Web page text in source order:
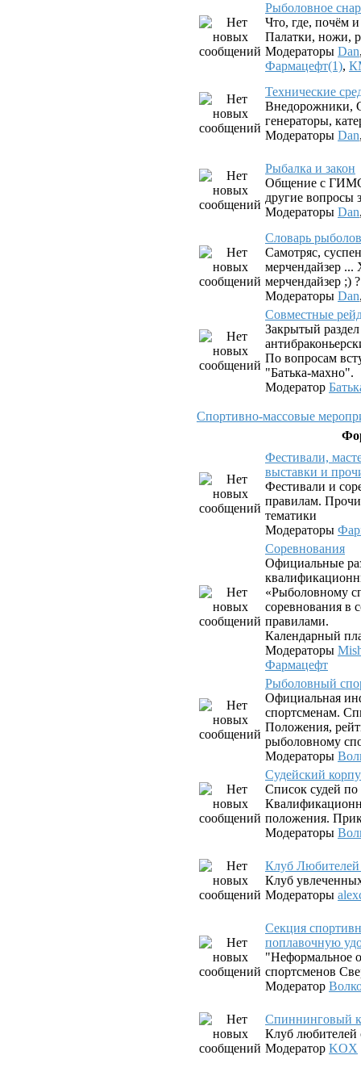
Рыболовное
Что, где, почём
Палатки, ножи,
Модераторы Dan
Фармацефт(1),
Технические
Внедорожники,
генераторы,
Модераторы Dan
Рыбалка и закон
Общение с
другие вопросы
Модераторы Dan
Словарь
Самотряс,
мерчендайзер ...
мерчендайзер ;) ?
Модераторы Dan
Совместные
Закрытый
По вопросам
"Батька-махно".
Модератор
Спортивно-массовые
Фестивали,
выставки и
Фестивали и
правилам.
тематики
Модераторы
Соревнования
Официальные
«Рыболовному
соревнования в
правилами.
Календарный
Модераторы
Фармацефт
Рыболовный
Официальная
спортсменам.
Положения,
рыболовному
Модераторы
Судейский
Список судей
положения.
Модераторы
Клуб
Клуб
Модераторы
Секция
поплавочную
"Неформальное
спортсменов
Модератор
Спиннинговый
Клуб любителей
Модератор KOX